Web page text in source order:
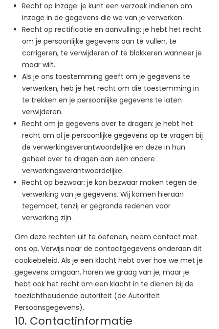
Recht op inzage: je kunt een verzoek indienen om
inzage in de gegevens die we van je verwerken.
Recht op rectificatie en aanvulling: je hebt het recht
om je persoonlijke gegevens aan te vullen, te
corrigeren, te verwijderen of te blokkeren wanneer je
maar wilt.
Als je ons toestemming geeft om je gegevens te
verwerken, heb je het recht om die toestemming in
te trekken en je persoonlijke gegevens te laten
verwijderen.
Recht om je gegevens over te dragen: je hebt het
recht om al je persoonlijke gegevens op te vragen bij
de verwerkingsverantwoordelijke en deze in hun
geheel over te dragen aan een andere
verwerkingsverantwoordelijke.
Recht op bezwaar: je kan bezwaar maken tegen de
verwerking van je gegevens. Wij komen hieraan
tegemoet, tenzij er gegronde redenen voor
verwerking zijn.
Om deze rechten uit te oefenen, neem contact met
ons op. Verwijs naar de contactgegevens onderaan dit
cookiebeleid. Als je een klacht hebt over hoe we met je
gegevens omgaan, horen we graag van je, maar je
hebt ook het recht om een klacht in te dienen bij de
toezichthoudende autoriteit (de Autoriteit
Persoonsgegevens).
10. Contactinformatie